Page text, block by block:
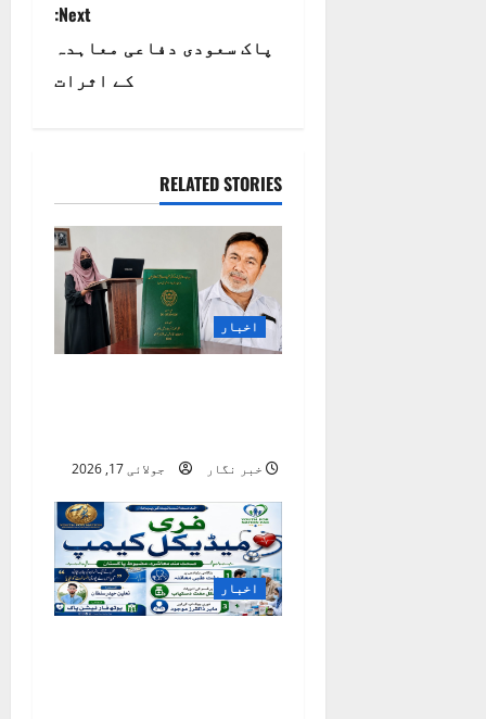
t
v
i
g
a
o
n
Next:
پاک سعودی دفاعی معاہدہ
کے اثرات
RELATED STORIES
اخبار
خبر نگار جولائی 17, 2026
اخبار